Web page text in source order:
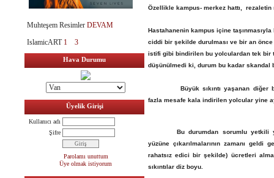
Muhteşem Resimler DEVAM
IslamicART 1 3
Hava Durumu
Üyelik Girişi
Kullanıcı adı
Şifre
Parolamı unuttum
Üye olmak istiyorum
Özellikle kampus- merkez hattı,
Hastahanenin kampus içine
ciddi bir şekilde durulması ve bir an
istifi gibi bindirilen bu yolculardan tek bir
düşünülmedi ki, durum bu kadar skandal
Büyük sıkıntı yaşanan diğer
fazla mesafe kala indirilen yolcular yine
Bu durumdan sorumlu yetkili
yüzüne çıkarılmalarının zamanı
rahatsız edici bir şekilde) ücretleri
sıkıntılar diz boyu.